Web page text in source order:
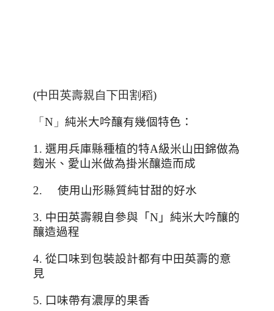
(中田英壽親自下田割稻)
「N」 純米大吟釀有幾個特色：
1. 選用兵庫縣種植的特A級米山田錦做為
麴米、愛山米做為掛米釀造而成
2. 使用山形縣質純甘甜的好水
3. 中田英壽親自參與「 N 」純米大吟釀的
釀造過程
4. 從口味到包裝設計都有中田英壽的意
見
5. 口味帶有濃厚的果香